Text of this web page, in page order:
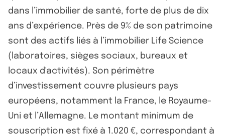
dans l’immobilier de santé, forte de plus de dix
ans d’expérience. Près de 9% de son patrimoine
sont des actifs liés à l’immobilier Life Science
(laboratoires, sièges sociaux, bureaux et
locaux d'activités). Son périmètre
d’investissement couvre plusieurs pays
européens, notamment la France, le Royaume-
Uni et l’Allemagne. Le montant minimum de
souscription est fixé à 1.020 €, correspondant à